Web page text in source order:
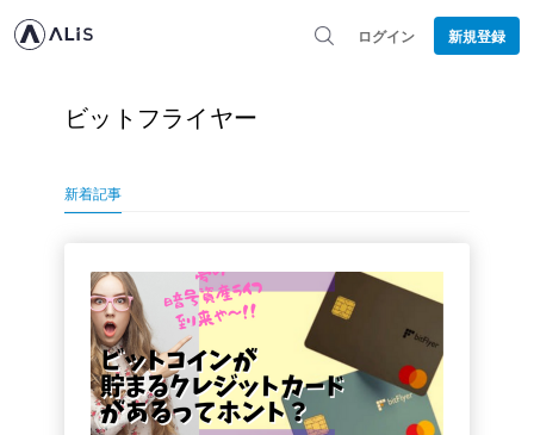
ログイン 新規登録
ビットフライヤー
新着記事